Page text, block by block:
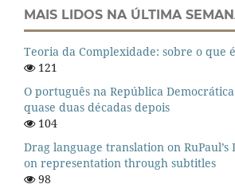
MAIS LIDOS NA ÚLTIMA
Teoria da Complexidade: sobre o que
121
O português na República
quase duas décadas depois
104
Drag language translation on RuPaul’s
on representation through subtitles
98